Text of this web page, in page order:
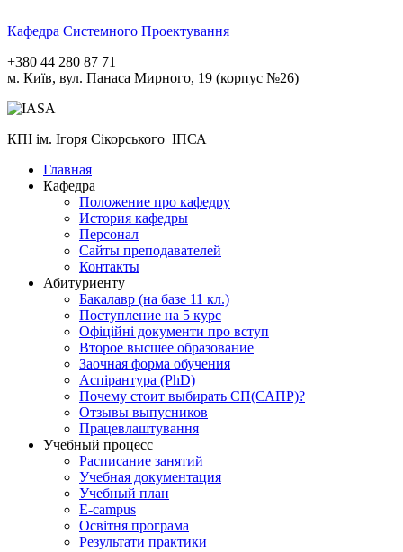
Кафедра Системного Проектування
+380 44 280 87 71
м. Київ, вул. Панаса Мирного, 19 (корпус №26)
КПІ ім. Ігоря Сікорського ІПСА
Главная
Кафедра
Положение про кафедру
История кафедры
Персонал
Сайты преподавателей
Контакты
Абитуриенту
Бакалавр (на базе 11 кл.)
Поступление на 5 курс
Офіційні документи про вступ
Второе высшее образование
Заочная форма обучения
Aспірантура (PhD)
Почему стоит выбирать СП(САПР)?
Отзывы выпусников
Працевлаштування
Учебный процесс
Расписание занятий
Учебная документация
Учебный план
E-campus
Освітня програма
Результати практики